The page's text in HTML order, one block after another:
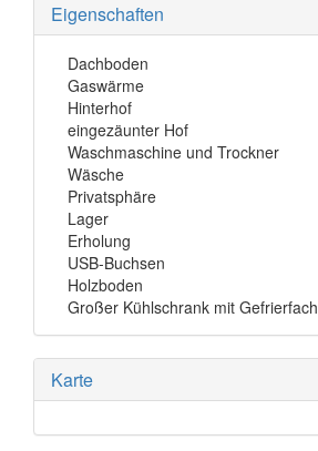
Eigenschaften
Dachboden
Gaswärme
Hinterhof
eingezäunter Hof
Waschmaschine und Trockner
Wäsche
Privatsphäre
Lager
Erholung
USB-Buchsen
Holzboden
Großer Kühlschrank mit Gefrierfach
Karte